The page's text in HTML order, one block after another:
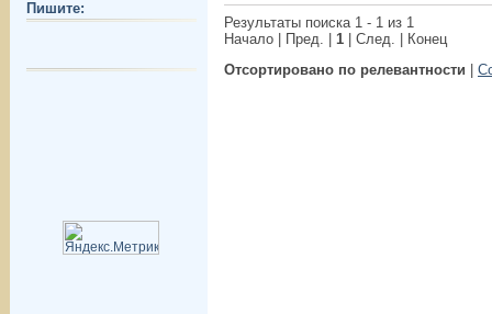
Пишите:
Результаты поиска 1 - 1 из 1
Начало | Пред. | 1 | След. | Конец
Отсортировано по релевантности |